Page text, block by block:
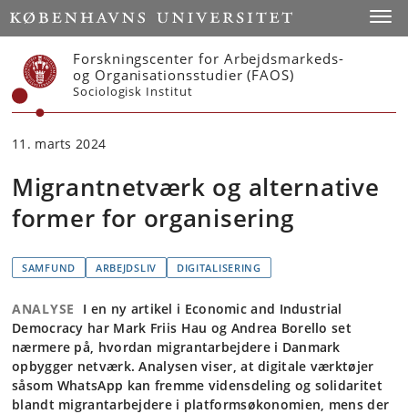
Start
Forskningscenter for Arbejdsmarkeds-
og Organisationsstudier (FAOS)
Sociologisk Institut
11. marts 2024
Migrantnetværk og alternative
former for organisering
SAMFUND ARBEJDSLIV DIGITALISERING
ANALYSE
I en ny artikel i Economic and Industrial
Democracy har Mark Friis Hau og Andrea Borello set
nærmere på, hvordan migrantarbejdere i Danmark
opbygger netværk. Analysen viser, at digitale værktøjer
såsom WhatsApp kan fremme vidensdeling og solidaritet
blandt migrantarbejdere i platformsøkonomien, mens der